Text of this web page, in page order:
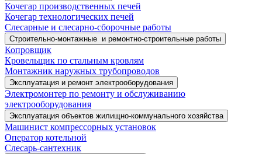
Кочегар производственных печей
Кочегар технологических печей
Слесарные и слесарно-сборочные работы
Строительно-монтажные и ремонтно-строительные работы
Копровщик
Кровельщик по стальным кровлям
Монтажник наружных трубопроводов
Эксплуатация и ремонт электрооборудования
Электромонтер по ремонту и обслуживанию
электрооборудования
Эксплуатация объектов жилищно-коммунального хозяйства
Машинист компрессорных установок
Оператор котельной
Слесарь-сантехник